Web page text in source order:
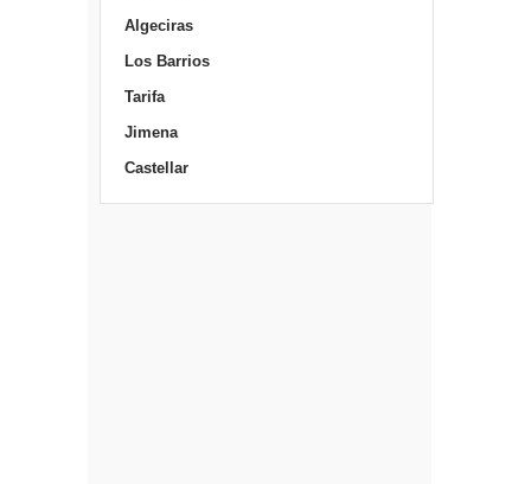
Algeciras
Los Barrios
Tarifa
Jimena
Castellar